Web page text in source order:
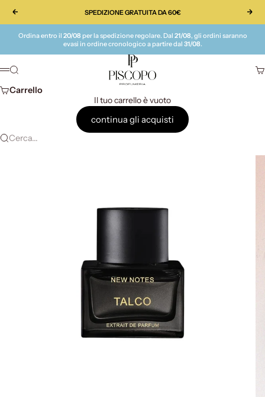
Precedente
SPEDIZIONE GRATUITA DA 60€
Ordina entro il 20/08 per la spedizione regolare. Dal 21/08, gli ordini saranno
evasi in ordine cronologico a partire dal 31/08.
Piscopo Profumeria
Menù
Cerca
Carrello
Il tuo carrello è vuoto
continua gli acquisti
Cerca...